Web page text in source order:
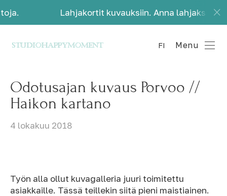
Lahjakortit kuvauksiin. Anna lahjaksi kauniita
FI Menu
Odotusajan kuvaus Porvoo //
Haikon kartano
4 lokakuu 2018
Työn alla ollut kuvagalleria juuri toimitettu
asiakkaille. Tässä teillekin siitä pieni maistiainen.